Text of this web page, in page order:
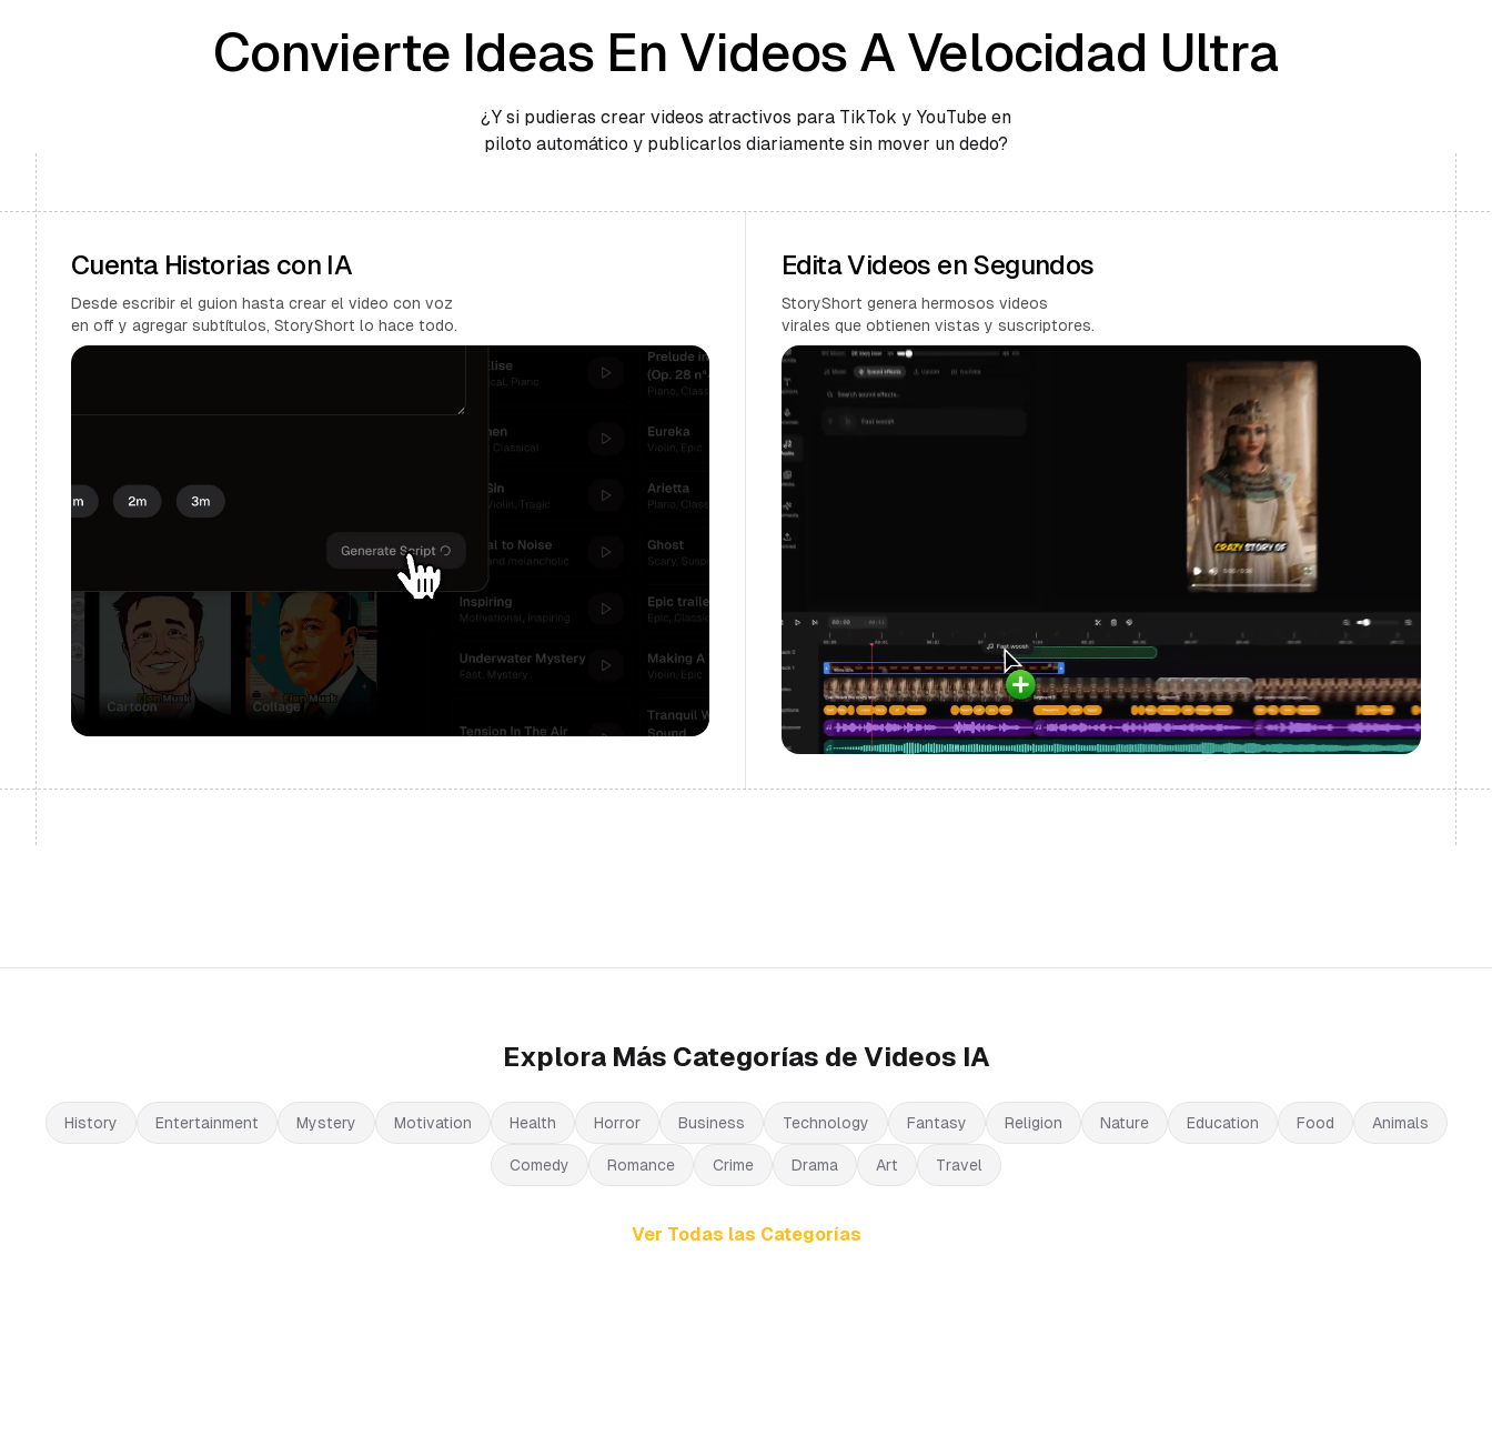
Convierte Ideas En Videos A Velocidad Ultra
¿Y si pudieras crear videos atractivos para TikTok y YouTube en
piloto automático y publicarlos diariamente sin mover un dedo?
Cuenta Historias con IA
Desde escribir el guion hasta crear el video con voz
en off y agregar subtítulos, StoryShort lo hace todo.
Edita Videos en Segundos
StoryShort genera hermosos videos
virales que obtienen vistas y suscriptores.
Explora Más Categorías de Videos IA
History Entertainment Mystery Motivation Health Horror Business Technology Fantasy Religion Nature Education Food Animals
Comedy Romance Crime Drama Art Travel
Ver Todas las Categorías